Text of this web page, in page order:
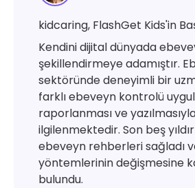
kidcaring, FlashGet Kids'in
Kendini dijital dünyada
şekillendirmeye adamıştır.
sektöründe deneyimli bir
farklı ebeveyn kontrolü
raporlanması ve
ilgilenmektedir. Son beş
ebeveyn rehberleri sağladı
yöntemlerinin değişmesine
bulundu.